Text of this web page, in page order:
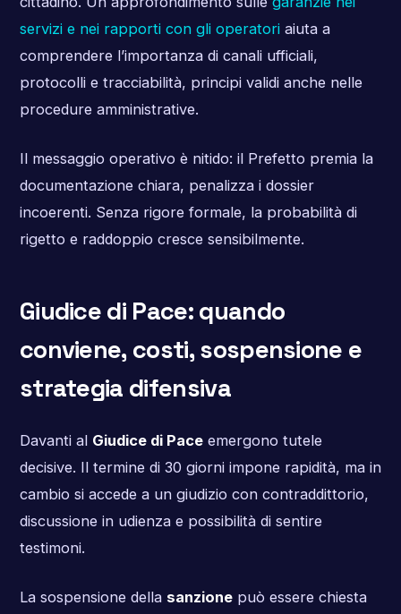
servizi e nei rapporti con gli operatoriaiuta a
comprendere l’importanza di canali ufficiali,
protocolli e tracciabilità, principi validi anche nelle
procedure amministrative.
Il messaggio operativo è nitido: il Prefetto premia la
documentazione chiara, penalizza i dossier
incoerenti. Senza rigore formale, la probabilità di
rigetto e raddoppio cresce sensibilmente.
Giudice di Pace: quando
conviene, costi, sospensione e
strategia difensiva
Davanti al Giudice di Paceemergono tutele
decisive. Il termine di 30 giorni impone rapidità, ma in
cambio si accede a un giudizio con contraddittorio,
discussione in udienza e possibilità di sentire
testimoni.
La sospensione della sanzionepuò essere chiesta